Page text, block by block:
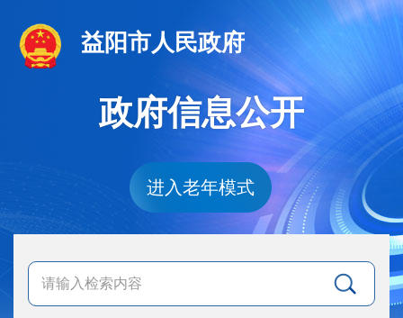
益阳市人民政府
进入老年模式
政府信息公开